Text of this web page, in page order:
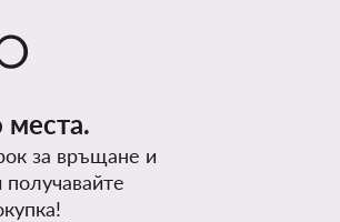
места.
за връщане и